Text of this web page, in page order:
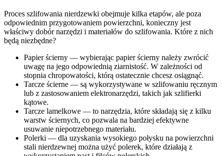
Proces szlifowania nierdzewki obejmuje kilka etapów, ale poza
odpowiednim przygotowaniem powierzchni, konieczny jest
właściwy dobór narzędzi i materiałów do szlifowania. Które z nich
będą niezbędne?
Papier ścierny — wybierając papier ścierny należy zwrócić
uwagę na jego odpowiednią ziarnistość. W zależności od
stopnia chropowatości, którą ostatecznie chcesz osiągnąć.
Tarcze ścierne — są wykorzystywane w szlifowaniu ręcznym
lub z zastosowaniem elektronarzędzi, takich jak szlifierki
kątowe.
Tarcze lamelkowe — to narzędzia, które składają się z kilku
warstw ściernych, co pozwala na bardziej efektywne
usuwanie niepotrzebnego materiału.
Polerki — dla uzyskania wysokiego połysku na powierzchni
stali nierdzewnej można użyć polerek, które działają z